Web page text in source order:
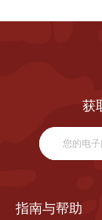
获
指南与帮助